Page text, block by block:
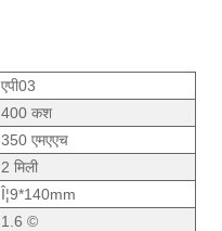
एपी03
400 कश
350 एमएएच
2 मिली
Î¦9*140mm
1.6 ©